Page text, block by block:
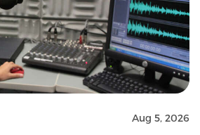
Aug 5, 2026